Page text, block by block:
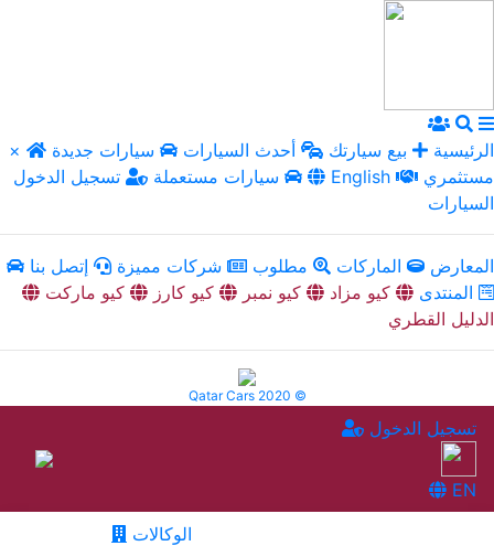
× الرئيسية بيع سيارتك أحدث السيارات
سيارات جديدة
سيارات مستعملة
تسجيل الدخول English
السيارات
المعارض الماركات مطلوب شركات مميزة
إتصل بنا
المنتدى
كيو مزاد كيو نمبر كيو كارز
كيو ماركت
الدليل القطري
Qatar Cars 2020 ©
تسجيل الدخول
EN
الوكالات